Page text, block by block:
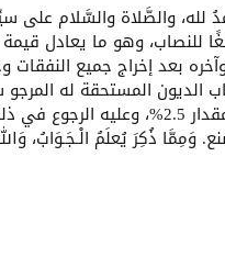
لله، والصَّلاة والسَّلام
بعد إخراج جميع
الديون المستحقة له
فيه الزكاة بمقدار 2.5%،
وَمِمَّا ذُكِرَ يُعلَمُ الْـجَـوَابُ،